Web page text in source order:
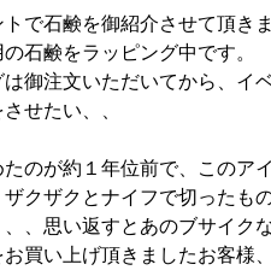
で石鹸を御紹介させて頂き
石鹸をラッピング中です。
御注文いただいてから、イ
せたい、、
のが約１年位前で、このア
クザクとナイフで切ったも
、思い返すとあのブサイク
買い上げ頂きましたお客様